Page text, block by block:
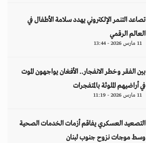
تصاعد التنمر الإلكتروني يهدد سلامة الأطفال في
العالم الرقمي
11 مارس 2026 - 13:44
بين الفقر وخطر الانفجار.. الأفغان يواجهون الموت
في أراضيهم الملوثة بالمتفجرات
11 مارس 2026 - 11:19
التصعيد العسكري يفاقم أزمات الخدمات الصحية
وسط موجات نزوح جنوب لبنان